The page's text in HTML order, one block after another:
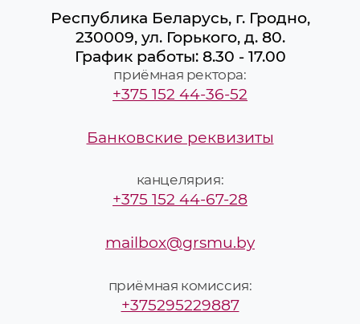
Республика Беларусь, г. Гродно,
230009, ул. Горького, д. 80.
График работы: 8.30 - 17.00
приёмная ректора:
+375 152 44-36-52
Банковские реквизиты
канцелярия:
+375 152 44-67-28
mailbox@grsmu.by
приёмная комиссия:
+375295229887